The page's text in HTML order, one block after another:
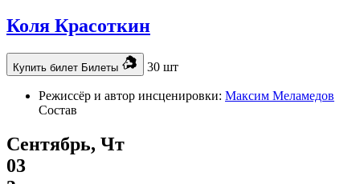
Коля Красоткин
Купить билет Билеты 30 шт
Режиссёр и автор инсценировки: Максим Меламедов
Состав
Сентябрь, Чт
03